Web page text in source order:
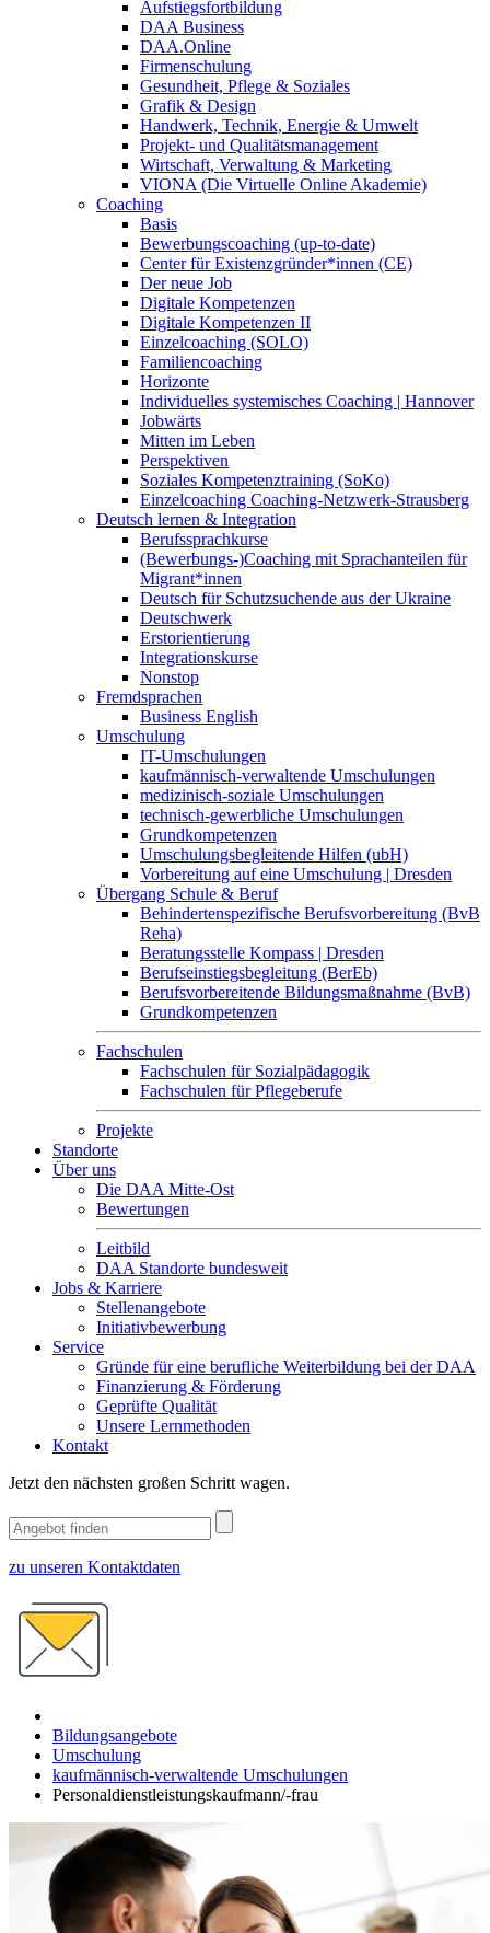
Aufstiegsfortbildung
DAA Business
DAA.Online
Firmenschulung
Gesundheit, Pflege & Soziales
Grafik & Design
Handwerk, Technik, Energie & Umwelt
Projekt- und Qualitätsmanagement
Wirtschaft, Verwaltung & Marketing
VIONA (Die Virtuelle Online Akademie)
Coaching
Basis
Bewerbungscoaching (up-to-date)
Center für Existenzgründer*innen (CE)
Der neue Job
Digitale Kompetenzen
Digitale Kompetenzen II
Einzelcoaching (SOLO)
Familiencoaching
Horizonte
Individuelles systemisches Coaching | Hannover
Jobwärts
Mitten im Leben
Perspektiven
Soziales Kompetenztraining (SoKo)
Einzelcoaching Coaching-Netzwerk-Strausberg
Deutsch lernen & Integration
Berufssprachkurse
(Bewerbungs-)Coaching mit Sprachanteilen für
Migrant*innen
Deutsch für Schutzsuchende aus der Ukraine
Deutschwerk
Erstorientierung
Integrationskurse
Nonstop
Fremdsprachen
Business English
Umschulung
IT-Umschulungen
kaufmännisch-verwaltende Umschulungen
medizinisch-soziale Umschulungen
technisch-gewerbliche Umschulungen
Grundkompetenzen
Umschulungsbegleitende Hilfen (ubH)
Vorbereitung auf eine Umschulung | Dresden
Übergang Schule & Beruf
Behindertenspezifische Berufsvorbereitung (BvB
Reha)
Beratungsstelle Kompass | Dresden
Berufseinstiegsbegleitung (BerEb)
Berufsvorbereitende Bildungsmaßnahme (BvB)
Grundkompetenzen
Fachschulen
Fachschulen für Sozialpädagogik
Fachschulen für Pflegeberufe
Projekte
Standorte
Über uns
Die DAA Mitte-Ost
Bewertungen
Leitbild
DAA Standorte bundesweit
Jobs & Karriere
Stellenangebote
Initiativbewerbung
Service
Gründe für eine berufliche Weiterbildung bei der DAA
Finanzierung & Förderung
Geprüfte Qualität
Unsere Lernmethoden
Kontakt
Jetzt den nächsten großen Schritt wagen.
zu unseren Kontaktdaten
Bildungsangebote
Umschulung
kaufmännisch-verwaltende Umschulungen
Personaldienstleistungskaufmann/-frau